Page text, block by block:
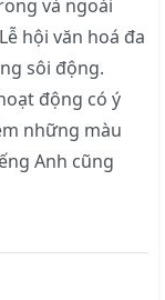
và ngoài
hội văn hoá đa
sôi động.
động có ý
những màu
Anh cũng